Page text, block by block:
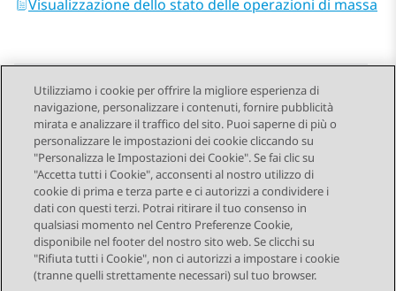
Visualizzazione dello stato delle operazioni di massa
Send Feedback
Navigazione argomento
Argomento precedente Argomento successivo
STAY CONNECTED
Utilizziamo i cookie per offrire la migliore esperienza di
navigazione, personalizzare i contenuti, fornire pubblicità
mirata e analizzare il traffico del sito. Puoi saperne di più o
personalizzare le impostazioni dei cookie cliccando su
"Personalizza le Impostazioni dei Cookie". Se fai clic su
"Accetta tutti i Cookie", acconsenti al nostro utilizzo di
cookie di prima e terza parte e ci autorizzi a condividere i
dati con questi terzi. Potrai ritirare il tuo consenso in
qualsiasi momento nel Centro Preferenze Cookie,
disponibile nel footer del nostro sito web. Se clicchi su
"Rifiuta tutti i Cookie", non ci autorizzi a impostare i cookie
(tranne quelli strettamente necessari) sul tuo browser.